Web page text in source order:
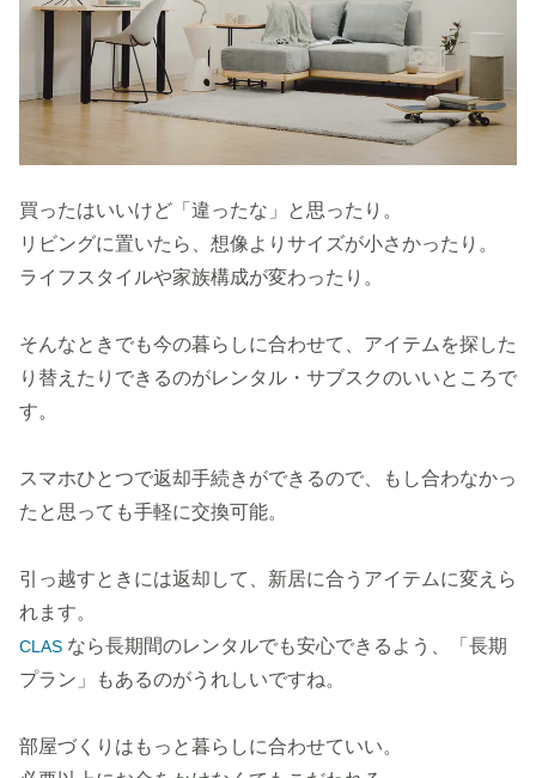
買ったはいいけど「違ったな」と思ったり。
リビングに置いたら、想像よりサイズが小さかったり。
ライフスタイルや家族構成が変わったり。
そんなときでも今の暮らしに合わせて、アイテムを探した
り替えたりできるのがレンタル・サブスクのいいところで
す。
スマホひとつで返却手続きができるので、もし合わなかっ
たと思っても手軽に交換可能。
引っ越すときには返却して、新居に合うアイテムに変えら
れます。
CLAS なら長期間のレンタルでも安心できるよう、「長期
プラン」もあるのがうれしいですね。
部屋づくりはもっと暮らしに合わせていい。